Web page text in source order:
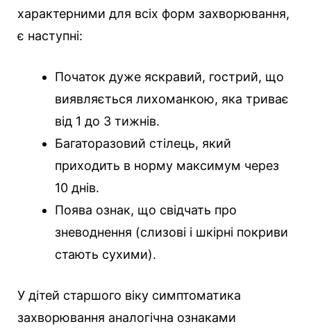
характерними для всіх форм захворювання,
є наступні:
Початок дуже яскравий, гострий, що
виявляється лихоманкою, яка триває
від 1 до 3 тижнів.
Багаторазовий стілець, який
приходить в норму максимум через
10 днів.
Поява ознак, що свідчать про
зневоднення (слизові і шкірні покриви
стають сухими).
У дітей старшого віку симптоматика
захворювання аналогічна ознаками